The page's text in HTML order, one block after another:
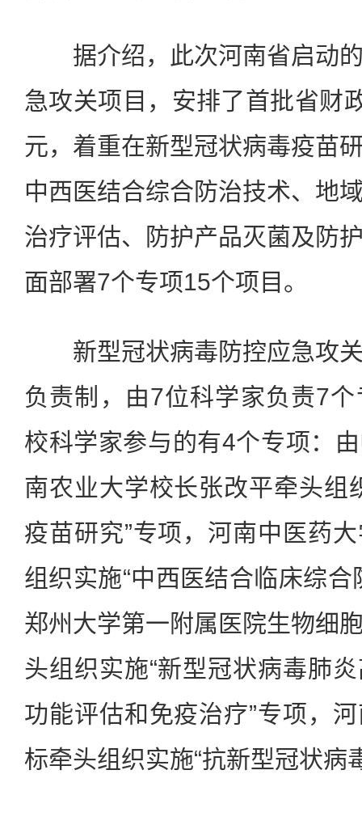
据介绍，此次河南省启动的
急攻关项目，安排了首批省财
元，着重在新型冠状病毒疫苗
中西医结合综合防治技术、地
治疗评估、防护产品灭菌及防
面部署7个专项15个项目。
新型冠状病毒防控应急攻关
负责制，由7位科学家负责7
校科学家参与的有4个专项：
南农业大学校长张改平牵头组
疫苗研究”专项，河南中医药
组织实施“中西医结合临床综合
郑州大学第一附属医院生物细
头组织实施“新型冠状病毒肺
功能评估和免疫治疗”专项，
标牵头组织实施“抗新型冠状病